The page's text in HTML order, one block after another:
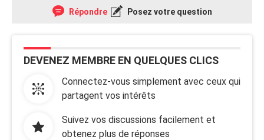
Répondre Posez votre question
DEVENEZ MEMBRE EN QUELQUES CLICS
Connectez-vous simplement avec ceux qui
partagent vos intérêts
Suivez vos discussions facilement et
obtenez plus de réponses